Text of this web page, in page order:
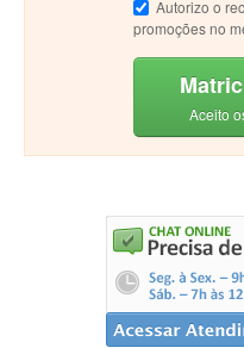
Autorizo o
promoções no
Aceito